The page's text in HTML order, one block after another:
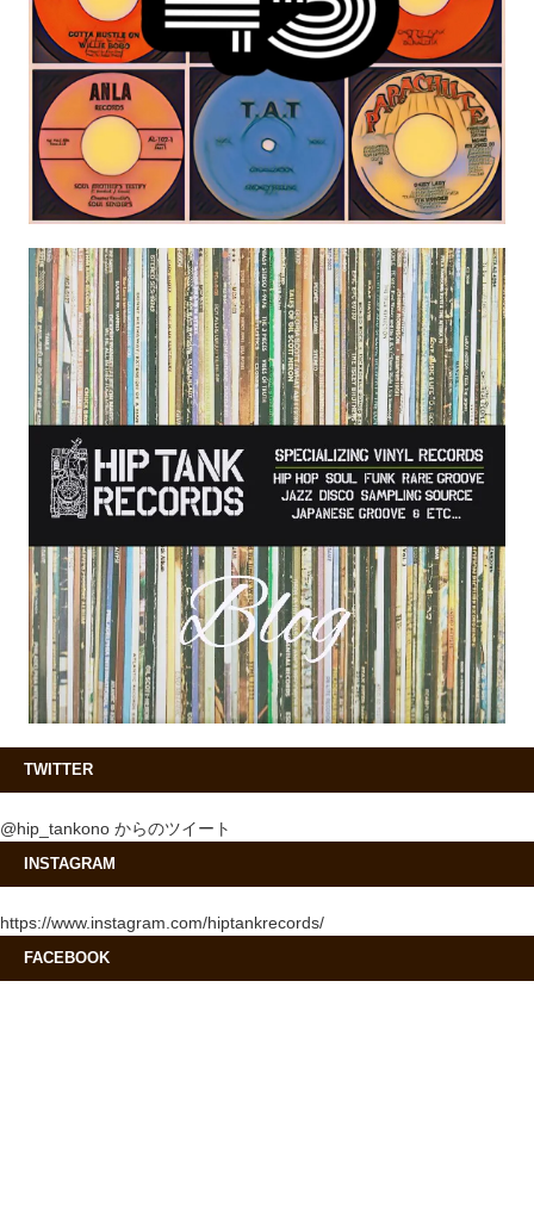
TWITTER
@hip_tankono からのツイート
INSTAGRAM
https://www.instagram.com/hiptankrecords/
FACEBOOK